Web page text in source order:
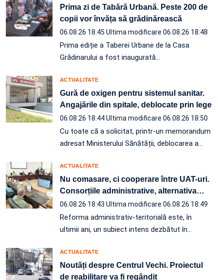
Prima zi de Tabără Urbană. Peste 200 de
copii vor învăța să grădinărească
06.08.26 18:45 Ultima modificare 06.08.26 18:48
Prima ediție a Taberei Urbane de la Casa
Grădinarului a fost inaugurată…
ACTUALITATE
Gură de oxigen pentru sistemul sanitar.
Angajările din spitale, deblocate prin lege
06.08.26 18:44Ultima modificare 06.08.26 18:50
Cu toate că a solicitat, printr-un memorandum
adresat Ministerului Sănătății, deblocarea a…
ACTUALITATE
Nu comasare, ci cooperare între UAT-uri.
Consorțiile administrative, alternativa…
06.08.26 18:43 Ultima modificare 06.08.26 18:49
Reforma administrativ-teritorială este, în
ultimii ani, un subiect intens dezbătut în…
ACTUALITATE
Noutăți despre Centrul Vechi. Proiectul
de reabilitare va fi regândit